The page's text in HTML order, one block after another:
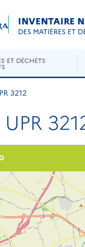
INVENTAIRE
DES MATIÈRES ET
ET DÉCHETS
3212